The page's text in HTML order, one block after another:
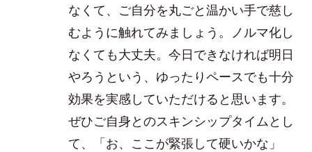
なくて、ご自分を丸ごと温かい手で慈し
むように触れてみましょう。ノルマ化し
なくても大丈夫。今日できなければ明日
やろうという、ゆったりペースでも十分
効果を実感していただけると思います。
ぜひご自身とのスキンシップタイムとし
て、「お、ここが緊張して硬いかな」